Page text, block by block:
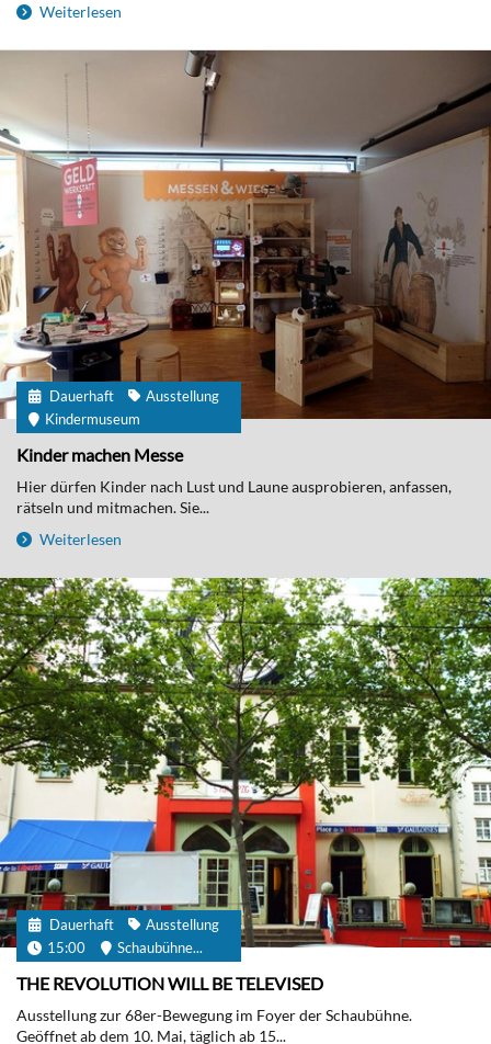
Weiterlesen
Dauerhaft
Ausstellung
Kindermuseum
Kinder machen Messe
Hier dürfen Kinder nach Lust und Laune ausprobieren, anfassen,
rätseln und mitmachen. Sie...
Weiterlesen
Dauerhaft
Ausstellung
15:00
Schaubühne...
THE REVOLUTION WILL BE TELEVISED
Ausstellung zur 68er-Bewegung im Foyer der Schaubühne.
Geöffnet ab dem 10. Mai, täglich ab 15...